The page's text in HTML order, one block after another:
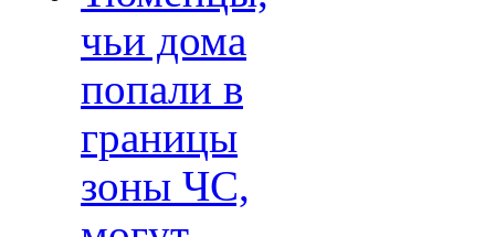
чьи дома
попали в
границы
зоны ЧС,